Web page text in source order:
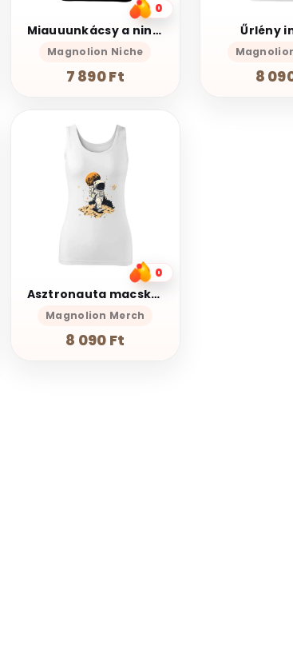
0
Miauuunkácsy a ninja
Magnolion Niche
7 890 Ft
Űrlény
8
0
Asztronauta macska sétál
Magnolion Merch
8 090 Ft